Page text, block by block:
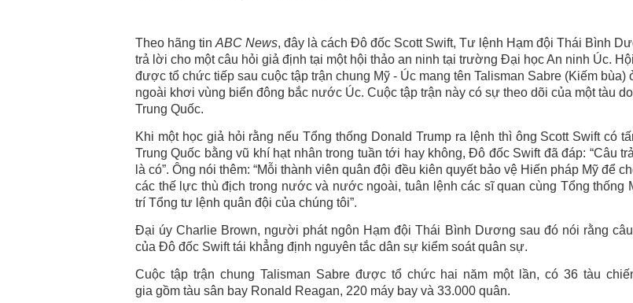
Theo hãng tin ABC News, đây là cách Đô đốc Scott Swift, Tư lệnh Hạm đội Thái Bình
trả lời cho một câu hỏi giả định tại một hội thảo an ninh tại trường Đại học An ninh Úc.
được tổ chức tiếp sau cuộc tập trận chung Mỹ - Úc mang tên Talisman Sabre (Kiếm bùa)
ngoài khơi vùng biển đông bắc nước Úc. Cuộc tập trận này có sự theo dõi của một tàu
Trung Quốc.
Khi một học giả hỏi rằng nếu Tổng thống Donald Trump ra lệnh thì ông Scott Swift có
Trung Quốc bằng vũ khí hạt nhân trong tuần tới hay không, Đô đốc Swift đã đáp: “Câu
là có”. Ông nói thêm: “Mỗi thành viên quân đội đều kiên quyết bảo vệ Hiến pháp Mỹ để
các thế lực thù địch trong nước và nước ngoài, tuân lệnh các sĩ quan cùng Tổng thống
trí Tổng tư lệnh quân đội của chúng tôi”.
Đại úy Charlie Brown, người phát ngôn Hạm đội Thái Bình Dương sau đó nói rằng
của Đô đốc Swift tái khẳng định nguyên tắc dân sự kiểm soát quân sự.
Cuộc tập trận chung Talisman Sabre đượctổ chức hai năm một lần, có 36 tàu
gia gồm tàu sân bay Ronald Reagan, 220 máy bay và 33.000 quân.